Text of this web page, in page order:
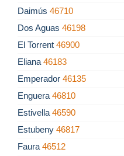
Daimús 46710
Dos Aguas 46198
El Torrent 46900
Eliana 46183
Emperador 46135
Enguera 46810
Estivella 46590
Estubeny 46817
Faura 46512